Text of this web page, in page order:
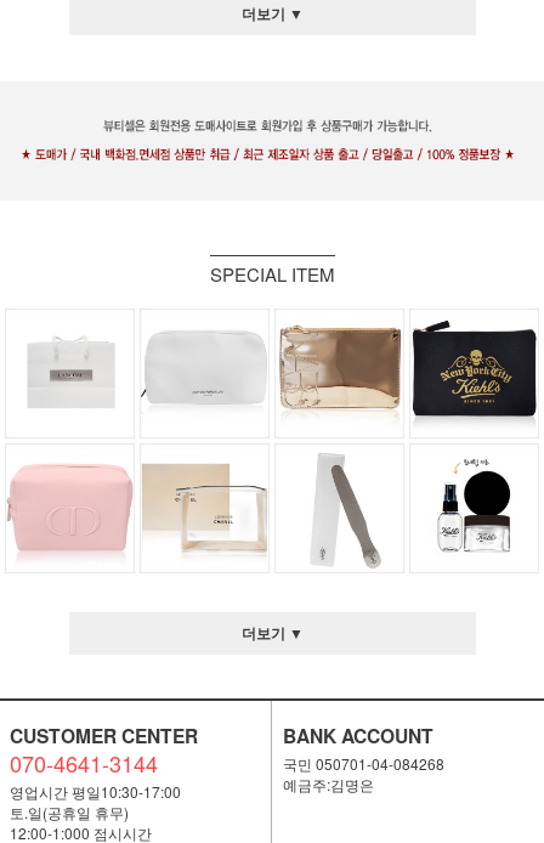
더보기 ▼
SPECIAL ITEM
더보기 ▼
CUSTOMER CENTER
070-4641-3144
영업시간 평일10:30-17:00
토.일(공휴일 휴무)
12:00-1:000 점시시간
BANK ACCOUNT
국민 050701-04-084268
예금주:김명은